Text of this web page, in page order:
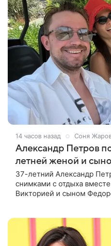
14 часов назад Соня
Александр Петров
летней женой и
37-летний Александр
снимками с отдыха
Викторией и сыном